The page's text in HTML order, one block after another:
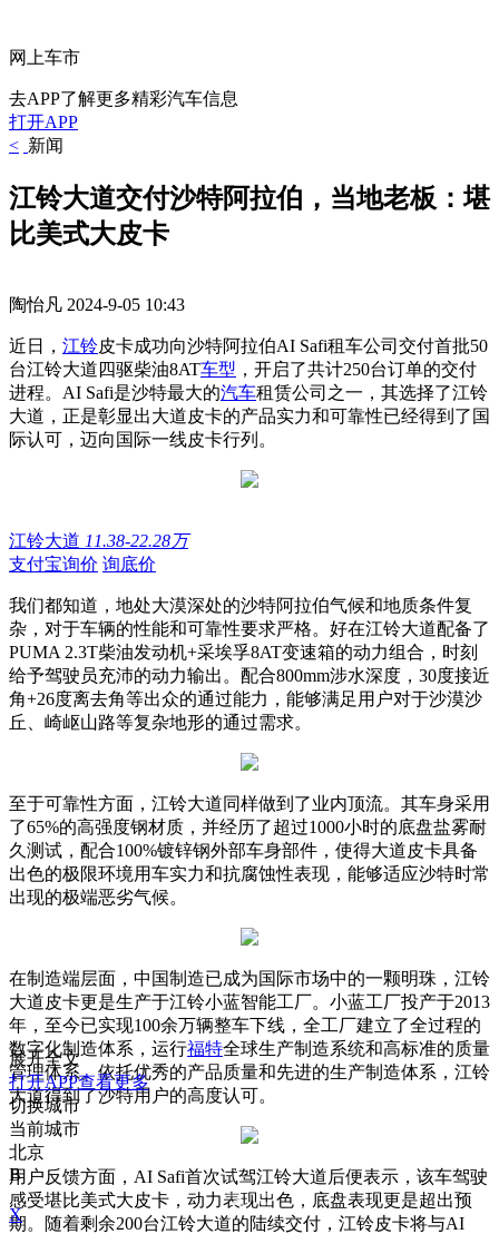
网上车市
去APP了解更多精彩汽车信息
打开APP
< 新闻
江铃大道交付沙特阿拉伯，当地老板：堪
比美式大皮卡
陶怡凡 2024-9-05 10:43
近日， 江铃皮卡成功向沙特阿拉伯AI Safi租车公司交付首批50
台江铃大道四驱柴油8AT车型 ，开启了共计250台订单的交付
进程。AI Safi是沙特最大的汽车租赁公司之一，其选择了江铃
大道，正是彰显出大道皮卡的产品实力和可靠性已经得到了国
际认可，迈向国际一线皮卡行列。
江铃大道 11.38-22.28万
支付宝询价 询底价
我们都知道，地处大漠深处的沙特阿拉伯气候和地质条件复
杂，对于车辆的性能和可靠性要求严格。好在江铃大道配备了
PUMA 2.3T柴油发动机+采埃孚8AT变速箱的动力组合，时刻
给予驾驶员充沛的动力输出。配合800mm涉水深度，30度接近
角+26度离去角等出众的通过能力，能够满足用户对于沙漠沙
丘、崎岖山路等复杂地形的通过需求。
至于可靠性方面，江铃大道同样做到了业内顶流。其车身采用
了65%的高强度钢材质，并经历了超过1000小时的底盘盐雾耐
久测试，配合100%镀锌钢外部车身部件，使得大道皮卡具备
出色的极限环境用车实力和抗腐蚀性表现，能够适应沙特时常
出现的极端恶劣气候。
在制造端层面，中国制造已成为国际市场中的一颗明珠，江铃
大道皮卡更是生产于江铃小蓝智能工厂。小蓝工厂投产于2013
年，至今已实现100余万辆整车下线，全工厂建立了全过程的
数字化制造体系，运行福特全球生产制造系统和高标准的质量
管理体系。依托优秀的产品质量和先进的生产制造体系，江铃
大道得到了沙特用户的高度认可。
用户反馈方面，AI Safi首次试驾江铃大道后便表示，该车驾驶
感受堪比美式大皮卡，动力表现出色，底盘表现更是超出预
期。随着剩余200台江铃大道的陆续交付，江铃皮卡将与AI
展开全文
打开APP查看更多
切换城市
当前城市
北京
B
X